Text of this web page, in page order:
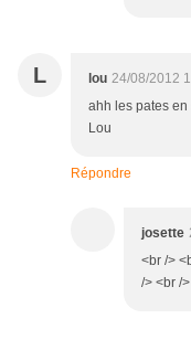
L lou 24/08/2012
ahh les pates
Lou
Répondre
josette
<br />
/> <br /